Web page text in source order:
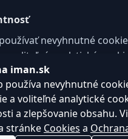
nevyhnutné
voliteľné analytické
obsahu a používateľskej
Web design, tvorba webu a
iman.sk
používa nevyhnutné
a voliteľné analytické
a zlepšovanie obsahu.
stránke Cookies a